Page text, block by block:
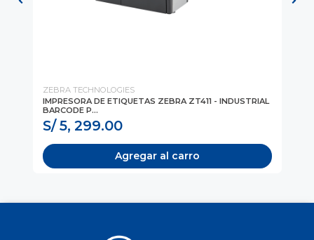
ZEBRA TECHNOLOGIES
IMPRESORA DE ETIQUETAS ZEBRA ZT411 - INDUSTRIAL
BARCODE P...
S/ 5, 299.00
Agregar al carro